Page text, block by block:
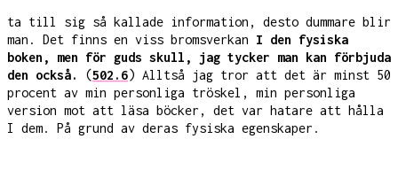
ta till sig så kallade information, desto dummare blir
man. Det finns en viss bromsverkan I den fysiska
boken, men för guds skull, jag tycker man kan förbjuda
den också.
(502.6) Alltså jag tror att det är minst 50
procent av min personliga tröskel, min personliga
version mot att läsa böcker, det var hatare att hålla
I dem. På grund av deras fysiska egenskaper.